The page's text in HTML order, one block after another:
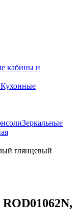
кабины и
Кухонные
Зеркальные
глянцевый